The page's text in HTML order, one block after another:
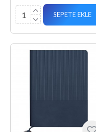
SEPETE EKLE